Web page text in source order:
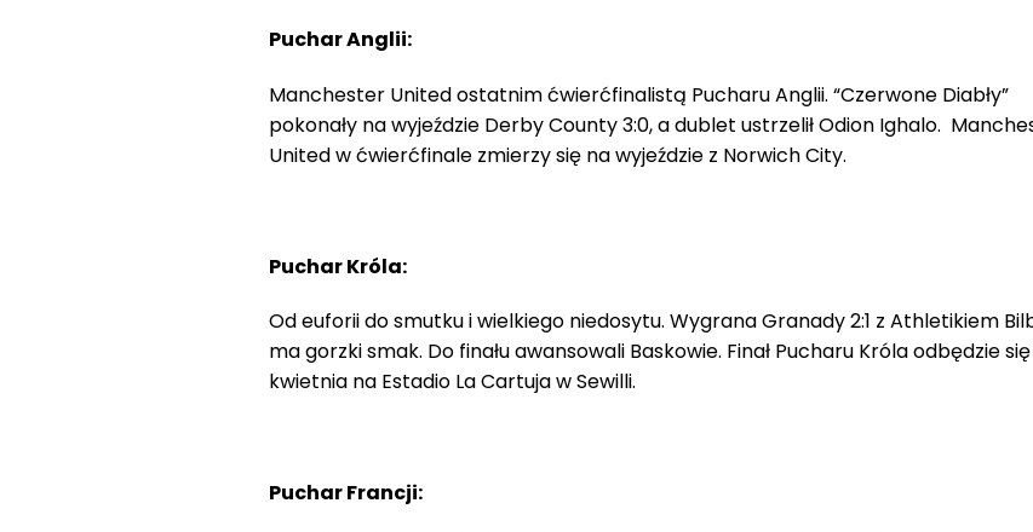
Puchar Anglii:
Manchester United ostatnim ćwierćfinalistą Pucharu Anglii. “Czerwone Diabły”
pokonały na wyjeździe Derby County 3:0, a dublet ustrzelił Odion Ighalo.
United w ćwierćfinale zmierzy się na wyjeździe z Norwich City.
Puchar Króla:
Od euforii do smutku i wielkiego niedosytu. Wygrana Granady 2:1 z Athletikiem
ma gorzki smak. Do finału awansowali Baskowie. Finał Pucharu Króla odbędzie się
kwietnia na Estadio La Cartuja w Sewilli.
Puchar Francji: